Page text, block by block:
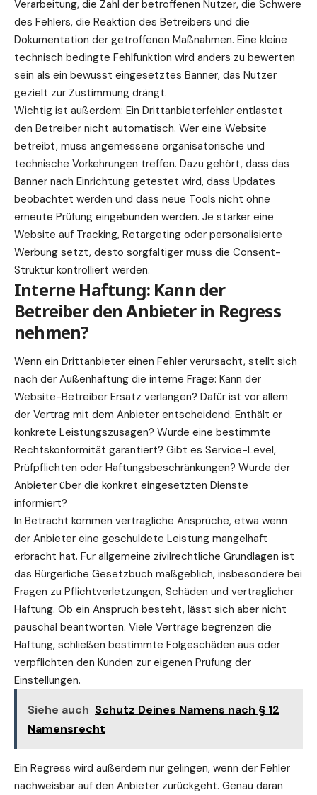
Verarbeitung, die Zahl der betroffenen Nutzer, die Schwere
des Fehlers, die Reaktion des Betreibers und die
Dokumentation der getroffenen Maßnahmen. Eine kleine
technisch bedingte Fehlfunktion wird anders zu bewerten
sein als ein bewusst eingesetztes Banner, das Nutzer
gezielt zur Zustimmung drängt.
Wichtig ist außerdem: Ein Drittanbieterfehler entlastet
den Betreiber nicht automatisch. Wer eine Website
betreibt, muss angemessene organisatorische und
technische Vorkehrungen treffen. Dazu gehört, dass das
Banner nach Einrichtung getestet wird, dass Updates
beobachtet werden und dass neue Tools nicht ohne
erneute Prüfung eingebunden werden. Je stärker eine
Website auf Tracking, Retargeting oder personalisierte
Werbung setzt, desto sorgfältiger muss die Consent-
Struktur kontrolliert werden.
Interne Haftung: Kann der
Betreiber den Anbieter in Regress
nehmen?
Wenn ein Drittanbieter einen Fehler verursacht, stellt sich
nach der Außenhaftung die interne Frage: Kann der
Website-Betreiber Ersatz verlangen? Dafür ist vor allem
der Vertrag mit dem Anbieter entscheidend. Enthält er
konkrete Leistungszusagen? Wurde eine bestimmte
Rechtskonformität garantiert? Gibt es Service-Level,
Prüfpflichten oder Haftungsbeschränkungen? Wurde der
Anbieter über die konkret eingesetzten Dienste
informiert?
In Betracht kommen vertragliche Ansprüche, etwa wenn
der Anbieter eine geschuldete Leistung mangelhaft
erbracht hat. Für allgemeine zivilrechtliche Grundlagen ist
das Bürgerliche Gesetzbuch maßgeblich, insbesondere bei
Fragen zu Pflichtverletzungen, Schäden und vertraglicher
Haftung. Ob ein Anspruch besteht, lässt sich aber nicht
pauschal beantworten. Viele Verträge begrenzen die
Haftung, schließen bestimmte Folgeschäden aus oder
verpflichten den Kunden zur eigenen Prüfung der
Einstellungen.
Siehe auch Schutz Deines Namens nach § 12
Namensrecht
Ein Regress wird außerdem nur gelingen, wenn der Fehler
nachweisbar auf den Anbieter zurückgeht. Genau daran